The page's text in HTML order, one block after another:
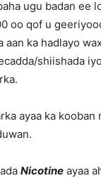
ugu badan ee
oo qof u
aan ka hadlayo
shiishada
ayaa ka
Nicotine ayaa